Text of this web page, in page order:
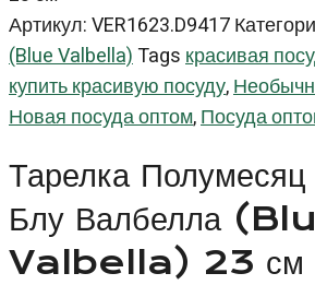
Артикул:VER1623.D9417
(Blue Valbella)Tagsкрасивая
купить красивую посуду,
Новая посуда оптом,Посуда
Тарелка Полумесяц
Блу Валбелла
Valbella) 23 см